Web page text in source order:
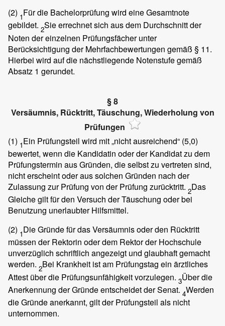
(2) 1Für die Bachelorprüfung wird eine Gesamtnote
gebildet. 2Sie errechnet sich aus dem Durchschnitt der
Noten der einzelnen Prüfungsfächer unter
Berücksichtigung der Mehrfachbewertungen gemäß § 11.
Hierbei wird auf die nächstliegende Notenstufe gemäß
Absatz 1 gerundet.
§ 8
Versäumnis, Rücktritt, Täuschung, Wiederholung von
Prüfungen
(1) 1Ein Prüfungsteil wird mit „nicht ausreichend“ (5,0)
bewertet, wenn die Kandidatin oder der Kandidat zu dem
Prüfungstermin aus Gründen, die selbst zu vertreten sind,
nicht erscheint oder aus solchen Gründen nach der
Zulassung zur Prüfung von der Prüfung zurücktritt. 2Das
Gleiche gilt für den Versuch der Täuschung oder bei
Benutzung unerlaubter Hilfsmittel.
(2) 1Die Gründe für das Versäumnis oder den Rücktritt
müssen der Rektorin oder dem Rektor der Hochschule
unverzüglich schriftlich angezeigt und glaubhaft gemacht
werden. 2Bei Krankheit ist am Prüfungstag ein ärztliches
Attest über die Prüfungsunfähigkeit vorzulegen. 3Über die
Anerkennung der Gründe entscheidet der Senat. 4Werden
die Gründe anerkannt, gilt der Prüfungsteil als nicht
unternommen.